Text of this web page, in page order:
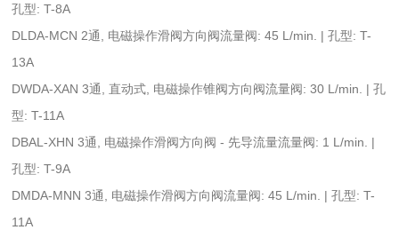
孔型: T-8A
DLDA-MCN 2通, 电磁操作滑阀方向阀流量阀: 45 L/min. | 孔型: T-
13A
DWDA-XAN 3通, 直动式, 电磁操作锥阀方向阀流量阀: 30 L/min. | 孔
型: T-11A
DBAL-XHN 3通, 电磁操作滑阀方向阀 - 先导流量流量阀: 1 L/min. |
孔型: T-9A
DMDA-MNN 3通, 电磁操作滑阀方向阀流量阀: 45 L/min. | 孔型: T-
11A